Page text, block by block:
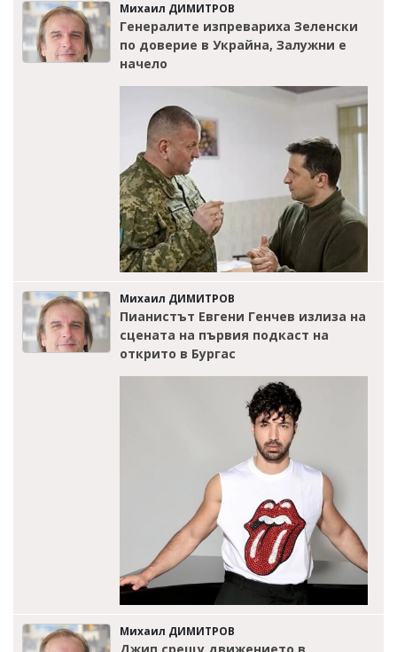
Михаил ДИМИТРОВ
Генералите изпревариха Зеленски
по доверие в Украйна, Залужни е
начело
Михаил ДИМИТРОВ
Пианистът Евгени Генчев излиза на
сцената на първия подкаст на
открито в Бургас
Михаил ДИМИТРОВ